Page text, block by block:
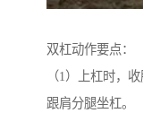
双杠动作要点：
（1）上杠时，
跟肩分腿坐杠。